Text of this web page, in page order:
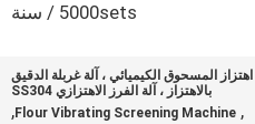
5000sets / سنة
المسحوق الكيميائي ، آلة غربلة الدقيق
بالاهتزاز ، آلة الفرز الاهتزازي SS304
,
Flour Vibrating Screening Machine
,